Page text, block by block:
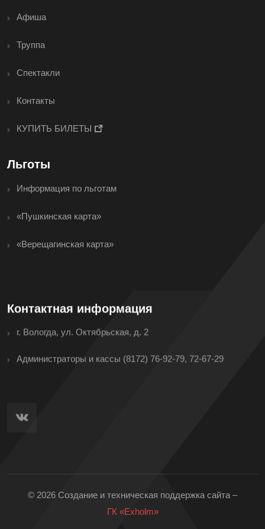
Афиша
Труппа
Спектакли
Контакты
КУПИТЬ БИЛЕТЫ
Льготы
Информация по льготам
«Пушкинская карта»
«Верещагинская карта»
Контактная информация
г. Вологда, ул. Октябрьская, д. 2
Администраторы и кассы (8172) 76-92-79, 72-67-29
© 2026 Создание и техническая поддержка сайта –
ГК «Exholm»